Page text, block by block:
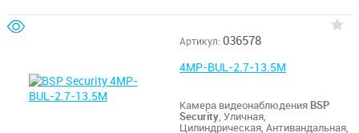
Артикул: 036578
4MP-BUL-2.7-13.5M
Камера видеонаблюдения BSP
Security, Уличная,
Цилиндрическая, Антивандальная,